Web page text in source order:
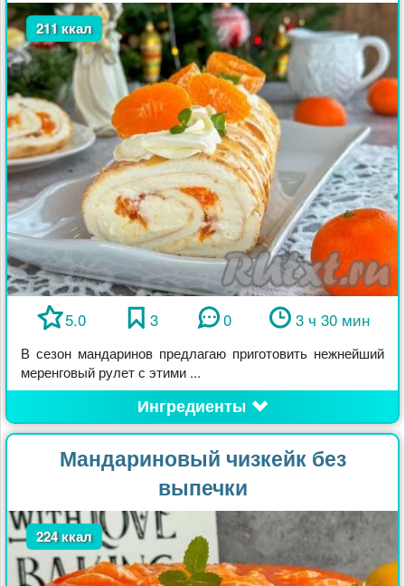
211 ккал
5.0 3 0 3 ч 30 мин
В сезон мандаринов предлагаю приготовить нежнейший
меренговый рулет с этими ...
Ингредиенты
Мандариновый чизкейк без
выпечки
224 ккал